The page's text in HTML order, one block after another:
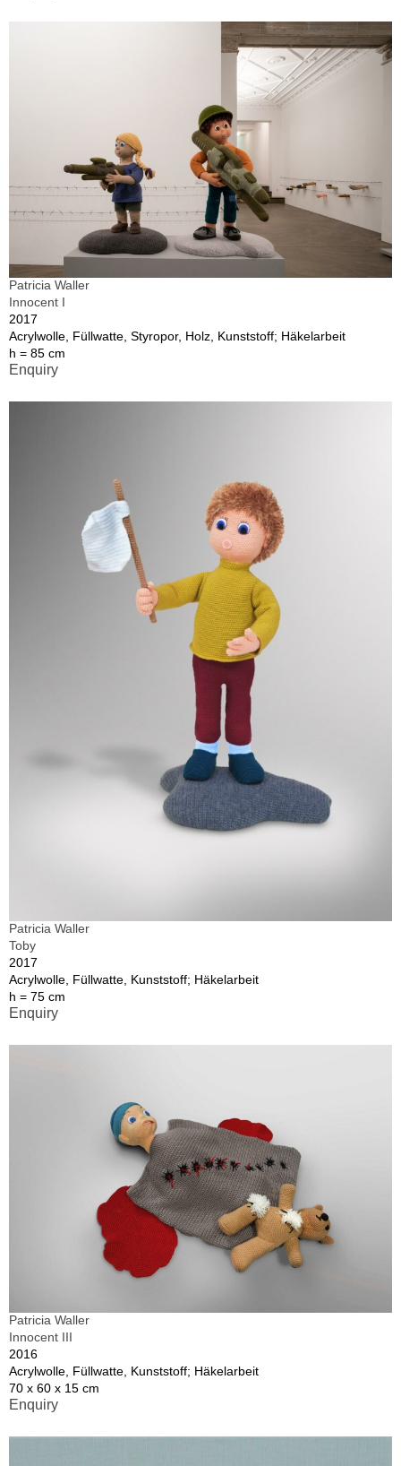
Patricia Waller
Innocent I
2017
Acrylwolle, Füllwatte, Styropor, Holz, Kunststoff; Häkelarbeit
h = 85 cm
Enquiry
Patricia Waller
Toby
2017
Acrylwolle, Füllwatte, Kunststoff; Häkelarbeit
h = 75 cm
Enquiry
Patricia Waller
Innocent III
2016
Acrylwolle, Füllwatte, Kunststoff; Häkelarbeit
70 x 60 x 15 cm
Enquiry